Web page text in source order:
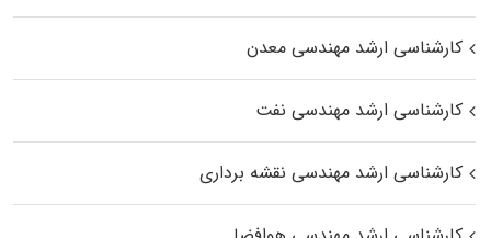
کارشناسی ارشد مهندسی معدن
کارشناسی ارشد مهندسی نفت
کارشناسی ارشد مهندسی نقشه برداری